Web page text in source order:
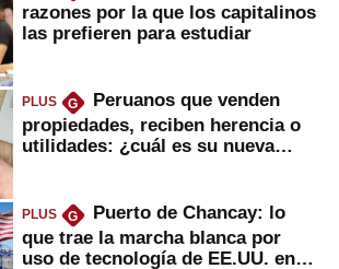
razones por la que los capitalinos
las prefieren para estudiar
PLUS G
Peruanos que venden
propiedades, reciben herencia o
utilidades: ¿cuál es su nueva
PLUS G
Puerto de Chancay: lo
que trae la marcha blanca por
uso de tecnología de EE.UU. en